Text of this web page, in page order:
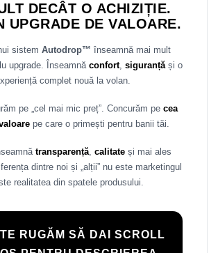
Romeo
DECÂT O ACHIZIȚIE.
UPGRADE DE VALOARE.
sistem Autodrop™ înseamnă mai mult
upgrade. Înseamnăconfort, siguranțăși o
complet nouă la volan.
pe „cel mai mic preț”. Concurăm pe cea
pe care o primești pentru banii tăi.
transparență, calitateși mai ales
dintre noi și „alții” nu este marketingul
realitatea din spatele produsului.
RUGĂM SĂ DAI SCROLL